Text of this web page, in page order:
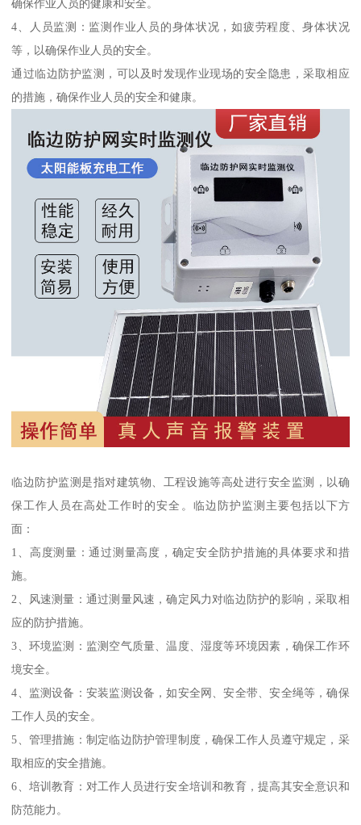
确保作业人员的健康和安全。
4、人员监测：监测作业人员的身体状况，如疲劳程度、身体状况
等，以确保作业人员的安全。
通过临边防护监测，可以及时发现作业现场的安全隐患，采取相应
的措施，确保作业人员的安全和健康。
临边防护监测是指对建筑物、工程设施等高处进行安全监测，以确
保工作人员在高处工作时的安全。临边防护监测主要包括以下方
面：
1、高度测量：通过测量高度，确定安全防护措施的具体要求和措
施。
2、风速测量：通过测量风速，确定风力对临边防护的影响，采取相
应的防护措施。
3、环境监测：监测空气质量、温度、湿度等环境因素，确保工作环
境安全。
4、监测设备：安装监测设备，如安全网、安全带、安全绳等，确保
工作人员的安全。
5、管理措施：制定临边防护管理制度，确保工作人员遵守规定，采
取相应的安全措施。
6、培训教育：对工作人员进行安全培训和教育，提高其安全意识和
防范能力。